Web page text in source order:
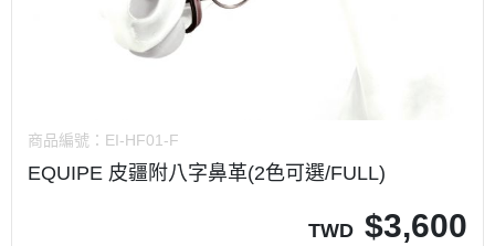
商品編號： EI-HF01-F
EQUIPE 皮疆附八字鼻革(2色可選/FULL)
TWD $3,600